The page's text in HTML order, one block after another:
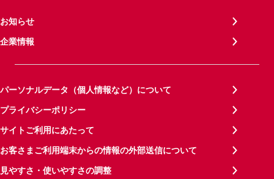
お知らせ
企業情報
パーソナルデータ（個人情報など）について
プライバシーポリシー
サイトご利用にあたって
お客さまご利用端末からの情報の外部送信について
見やすさ・使いやすさの調整